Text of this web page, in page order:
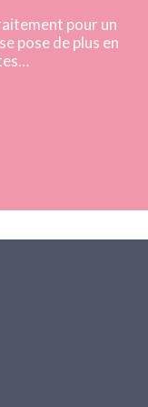
pour un
pose de plus en